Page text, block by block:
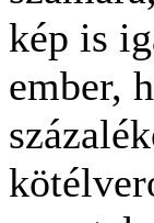
kép is
ember,